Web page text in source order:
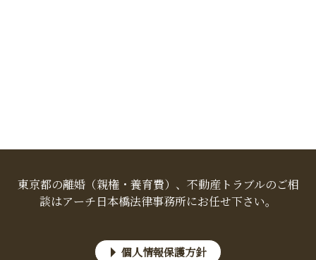
東京都の離婚（親権・養育費）、不動産トラブルのご相
談はアーチ日本橋法律事務所にお任せ下さい。
個人情報保護方針